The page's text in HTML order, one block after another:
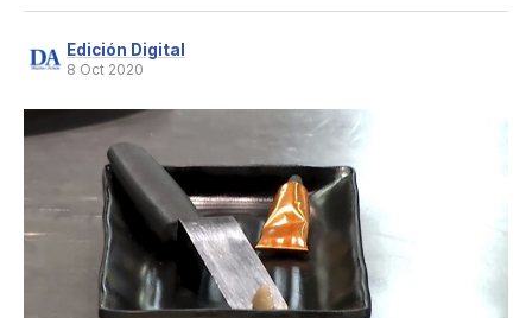
Internacional
Economía
Opinión
Cultura
Edición Digital
8 Oct 2020